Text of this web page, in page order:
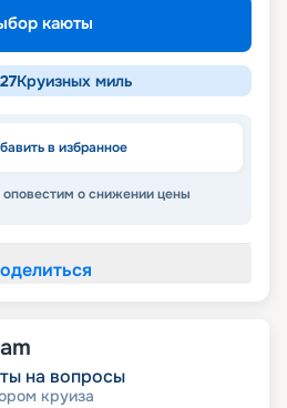
каюты
Круизных миль
в избранное
о снижении цены
на вопросы
круиза